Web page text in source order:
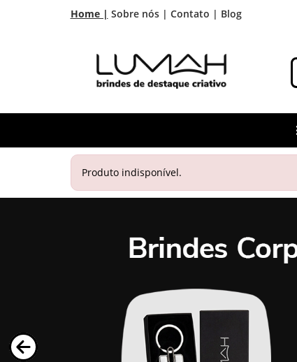
Home | Sobre nós | Contato | Blog
Produto indisponível.